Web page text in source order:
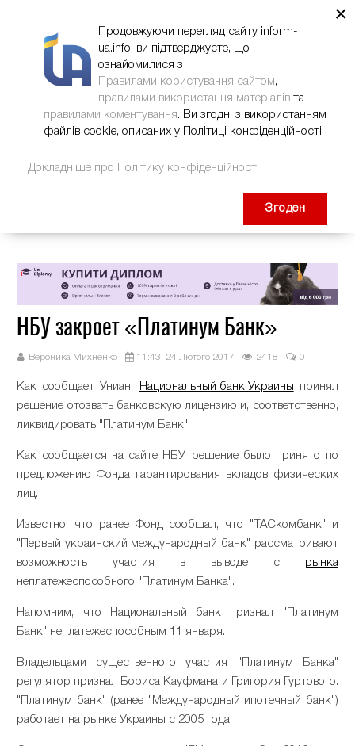
НБУ закроет «Платинум Банк»
Вероника Михненко 11:43, 24 Лютого 2017 2418 0
Как сообщает Униан, Национальный банк Украины принял
решение отозвать банковскую лицензию и, соответственно,
ликвидировать "Платинум Банк".
Как сообщается на сайте НБУ, решение было принято по
предложению Фонда гарантирования вкладов физических
лиц.
Известно, что ранее Фонд сообщал, что "ТАСкомбанк" и
"Первый украинский международный банк" рассматривают
возможность участия в выводе с рынка
неплатежеспособного "Платинум Банка".
Напомним, что Национальный банк признал "Платинум
Банк" неплатежеспособным 11 января.
Владельцами существенного участия "Платинум Банка"
регулятор признал Бориса Кауфмана и Григория Гуртового.
"Платинум банк" (ранее "Международный ипотечный банк")
работает на рынке Украины с 2005 года.
×
Продовжуючи перегляд сайту inform-
ua.info, ви підтверджуєте, що
ознайомилися з
Правилами користування сайтом,
правилами використання матеріалів та
правилами коментування. Ви згодні з використанням
файлів cookie, описаних у Політиці конфіденційності.
Докладніше про Політику конфіденційності
Згоден